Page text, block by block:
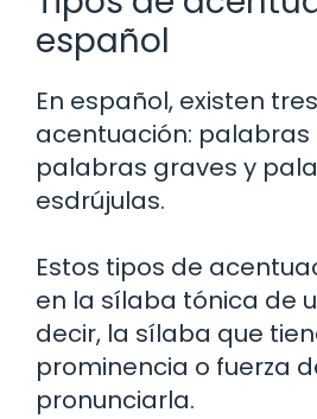
español
En español, existen
acentuación: palabras
palabras graves y
esdrújulas.
Estos tipos de
en la sílaba tónica de
decir, la sílaba que
prominencia o fuerza
pronunciarla.